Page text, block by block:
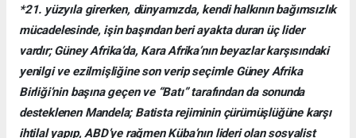
*21. yüzyıla girerken, dünyamızda, kendi halkının bağımsızlık
mücadelesinde, işin başından beri ayakta duran üç lider
vardır; Güney Afrika’da, Kara Afrika’nın beyazlar karşısındaki
yenilgi ve ezilmişliğine son verip seçimle Güney Afrika
Birliği’nin başına geçen ve “Batı” tarafından da sonunda
desteklenen Mandela; Batista rejiminin çürümüşlüğüne karşı
ihtilal yapıp, ABD’ye rağmen Küba’nın lideri olan sosyalist